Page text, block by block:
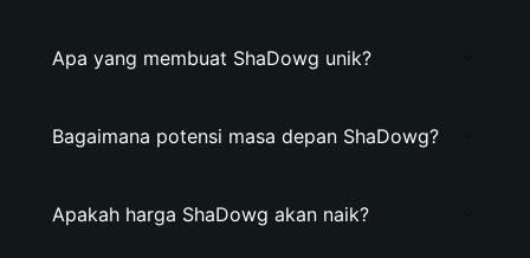
Apa yang membuat ShaDowg unik?
Bagaimana potensi masa depan ShaDowg?
Apakah harga ShaDowg akan naik?